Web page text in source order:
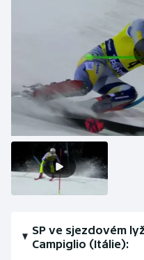
Plážový volejbal
Ragby
Rychlobruslení
Rychlostní kanoistika
Sportovní střelba
SP ve sjezdovém
Campiglio (Itálie):